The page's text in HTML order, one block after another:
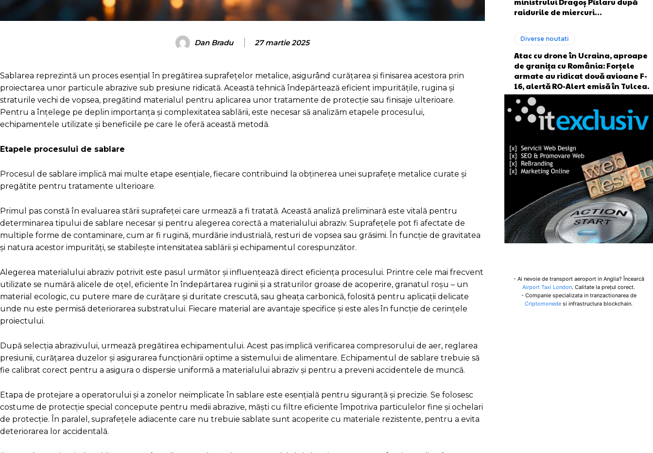
Dan Bradu 27 martie 2025
Sablarea reprezintă un proces esențial în pregătirea suprafețelor metalice, asigurând curățarea și finisarea acestora prin
proiectarea unor particule abrazive sub presiune ridicată. Această tehnică îndepărtează eficient impuritățile, rugina și
straturile vechi de vopsea, pregătind materialul pentru aplicarea unor tratamente de protecție sau finisaje ulterioare.
Pentru a înțelege pe deplin importanța și complexitatea sablării, este necesar să analizăm etapele procesului,
echipamentele utilizate și beneficiile pe care le oferă această metodă.
Etapele procesului de sablare
Procesul de sablare implică mai multe etape esențiale, fiecare contribuind la obținerea unei suprafețe metalice curate și
pregătite pentru tratamente ulterioare.
Primul pas constă în evaluarea stării suprafeței care urmează a fi tratată. Această analiză preliminară este vitală pentru
determinarea tipului de sablare necesar și pentru alegerea corectă a materialului abraziv. Suprafețele pot fi afectate de
multiple forme de contaminare, cum ar fi rugină, murdărie industrială, resturi de vopsea sau grăsimi. În funcție de gravitatea
și natura acestor impurități, se stabilește intensitatea sablării și echipamentul corespunzător.
Alegerea materialului abraziv potrivit este pasul următor și influențează direct eficiența procesului. Printre cele mai frecvent
utilizate se numără alicele de oțel, eficiente în îndepărtarea ruginii și a straturilor groase de acoperire, granatul roșu – un
material ecologic, cu putere mare de curățare și duritate crescută, sau gheața carbonică, folosită pentru aplicații delicate
unde nu este permisă deteriorarea substratului. Fiecare material are avantaje specifice și este ales în funcție de cerințele
proiectului.
După selecția abrazivului, urmează pregătirea echipamentului. Acest pas implică verificarea compresorului de aer, reglarea
presiunii, curățarea duzelor și asigurarea funcționării optime a sistemului de alimentare. Echipamentul de sablare trebuie să
fie calibrat corect pentru a asigura o dispersie uniformă a materialului abraziv și pentru a preveni accidentele de muncă.
Etapa de protejare a operatorului și a zonelor neimplicate în sablare este esențială pentru siguranță și precizie. Se folosesc
costume de protecție special concepute pentru medii abrazive, măști cu filtre eficiente împotriva particulelor fine și ochelari
de protecție. În paralel, suprafețele adiacente care nu trebuie sablate sunt acoperite cu materiale rezistente, pentru a evita
deteriorarea lor accidentală.
raidurile de miercuri…
Diverse noutati
Atac cu drone în Ucraina, aproape
de granița cu România: Forțele
armate au ridicat două avioane F-
16, alertă RO-Alert emisă în Tulcea.
- Ai nevoie de transport aeroport in Anglia? Încearcă
Airport Taxi London. Calitate la prețul corect.
- Companie specializata in tranzactionarea de
Criptomonede si infrastructura blockchain.